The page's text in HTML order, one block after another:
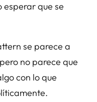
esperar que se
se parece a
no parece que
con lo que